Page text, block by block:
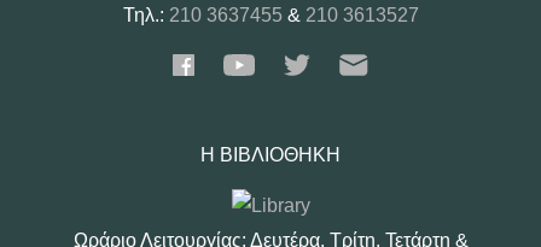
Τηλ.: 210 3637455 & 210 3613527
Η ΒΙΒΛΙΟΘΉΚΗ
Ωράριο Λειτουργίας: Δευτέρα, Τρίτη, Τετάρτη &